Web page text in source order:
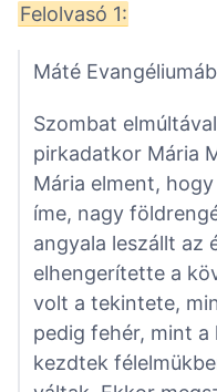
Felolvasó 1:
Máté
Szombat
pirkadatkor Mária
Mária elment,
íme, nagy
angyala leszállt az
elhengerítette a
volt a tekintete,
pedig fehér, mint
kezdtek